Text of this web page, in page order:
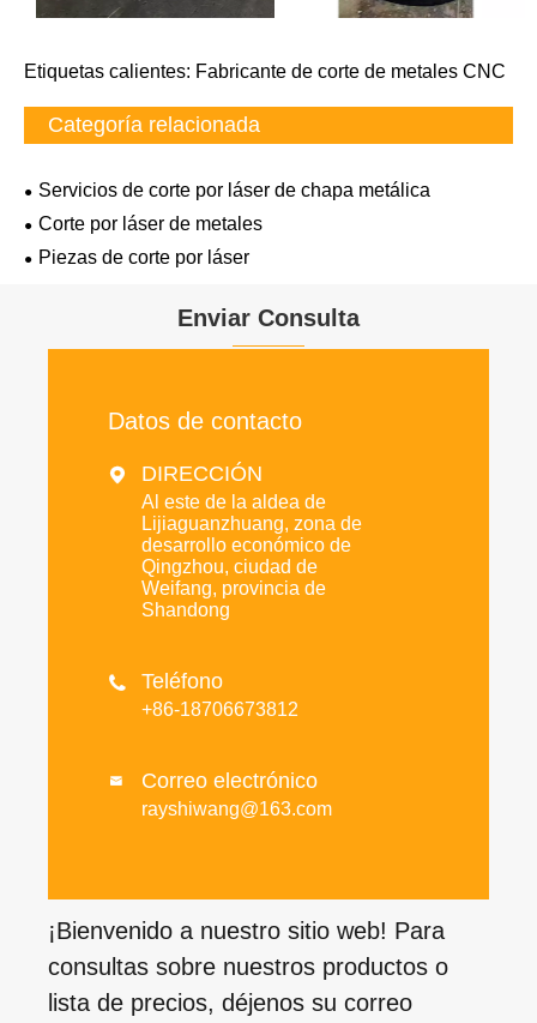
Etiquetas calientes: Fabricante de corte de metales CNC
Categoría relacionada
Servicios de corte por láser de chapa metálica
Corte por láser de metales
Piezas de corte por láser
Enviar Consulta
Datos de contacto
 DIRECCIÓN
Al este de la aldea de
Lijiaguanzhuang, zona de
desarrollo económico de
Qingzhou, ciudad de
Weifang, provincia de
Shandong
 Teléfono
+86-18706673812
 Correo electrónico
rayshiwang@163.com
¡Bienvenido a nuestro sitio web! Para
consultas sobre nuestros productos o
lista de precios, déjenos su correo